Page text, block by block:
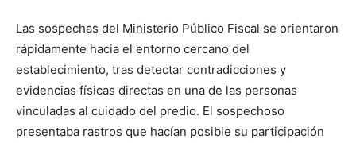
Las sospechas del Ministerio Público Fiscal se orientaron
rápidamente hacia el entorno cercano del
establecimiento, tras detectar contradicciones y
evidencias físicas directas en una de las personas
vinculadas al cuidado del predio. El sospechoso
presentaba rastros que hacían posible su participación